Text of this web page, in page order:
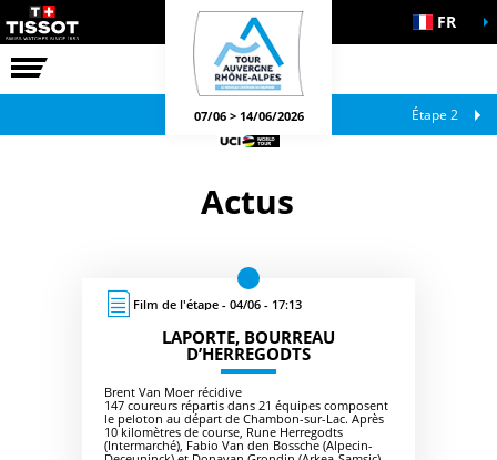
COURSE
OFFICIELS FR
07/06 > 14/06/2026 Étape 2
Actus
Film de l'étape - 04/06 - 17:13
LAPORTE, BOURREAU
D’HERREGODTS
Brent Van Moer récidive
147 coureurs répartis dans 21 équipes composent
le peloton au départ de Chambon-sur-Lac. Après
10 kilomètres de course, Rune Herregodts
(Intermarché), Fabio Van den Bossche (Alpecin-